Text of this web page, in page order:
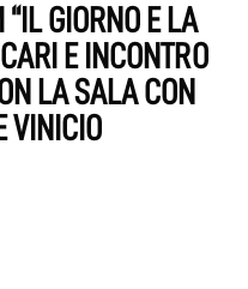
GIORNO E LA
E INCONTRO
LA SALA CON
VINICIO